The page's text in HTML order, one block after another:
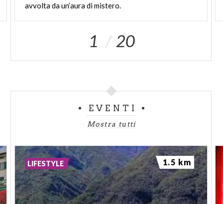
avvolta da un’aura di mistero.
1 20
EVENTI
Mostra tutti
LIFESTYLE 1.5 km